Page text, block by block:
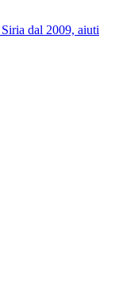
dal 2009, aiuti